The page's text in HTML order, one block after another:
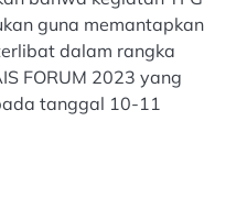
guna memantapkan
dalam rangka
FORUM 2023 yang
tanggal 10-11